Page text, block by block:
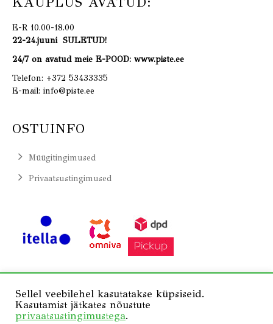
E-R 10.00-18.00
22-24.juuni SULETUD!
24/7 on avatud meie E-POOD: www.piste.ee
Telefon: +372 53433335
E-mail: info@piste.ee
OSTUINFO
Müügitingimused
Privaatsustingimused
Sellel veebilehel kasutatakse küpsiseid.
Kasutamist jätkates nõustute
privaatsustingimustega.